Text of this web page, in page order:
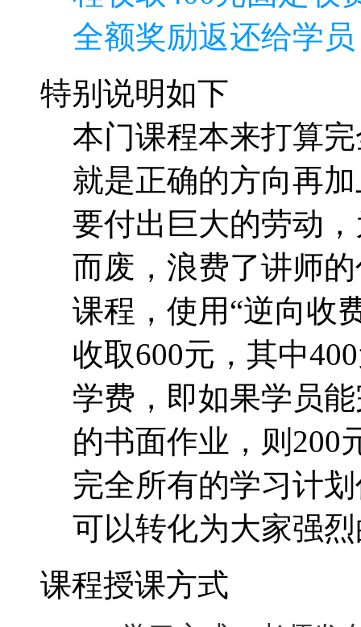
就是正确的方向再
要付出巨大的劳动
而废，浪费了讲师
课程，使用“逆向收
收取600元，其中
学费，即如果学员
的书面作业，则200
完全所有的学习计
可以转化为大家强
课程授课方式
1、 学习方式：老师发
员通过网络下载学习。
导及学员之间相互交流
2、 学习作业：每课均